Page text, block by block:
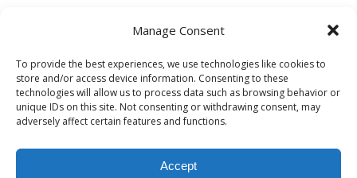
Manage Consent
To provide the best experiences, we use technologies like cookies to
store and/or access device information. Consenting to these
technologies will allow us to process data such as browsing behavior or
unique IDs on this site. Not consenting or withdrawing consent, may
adversely affect certain features and functions.
Accept
πόνο στα πάνω δόντια και πίεση στο μέτωπο ή το πρόσωπο,
ενώ ταυτόχρονα αυξάνουν τον κίνδυνο μόλυνσης των
ιγμορείων (ιγμορίτιδα). Τέλος, εξάρσεις άσθματος ενδέχεται
να εκδηλωθούν σε ασθενείς που πάσχουν από αυτό.
Η διάγνωση των ρινικών πολύποδων συνήθως περιλαμβάνει